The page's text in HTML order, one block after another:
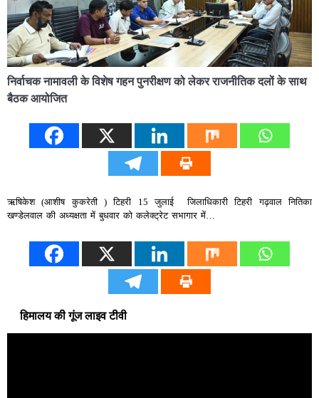
निर्वाचक नामावली के विशेष गहन पुनरीक्षण को लेकर राजनीतिक दलों के साथ
बैठक आयोजित
ऋषिकेश (आशीष कुकरेती ) टिहरी 15 जुलाई जिलाधिकारी टिहरी गढ़वाल नितिका
खण्डेलवाल की अध्यक्षता में बुधवार को कलेक्ट्रेट सभागार में…
हिमालय की गूंज लाइव टीवी